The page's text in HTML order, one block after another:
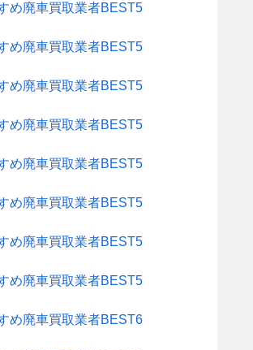
め廃車買取業者BEST5
め廃車買取業者BEST5
め廃車買取業者BEST5
め廃車買取業者BEST5
め廃車買取業者BEST5
め廃車買取業者BEST5
め廃車買取業者BEST5
め廃車買取業者BEST5
め廃車買取業者BEST6